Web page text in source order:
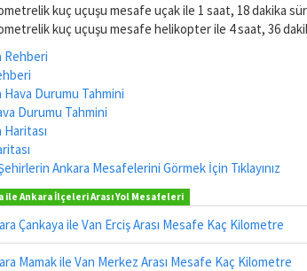
kuç uçuşu mesafe uçak ile 1 saat, 18 dakika
kuç uçuşu mesafe helikopter ile 4 saat, 36
Rehberi
Hava Durumu Tahmini
Durumu Tahmini
Haritası
Ankara Mesafelerini Görmek İçin Tıklayınız
ile Ankara İlçeleri Arası Yol Mesafeleri
Çankaya ile Van Erciş Arası Mesafe Kaç Kilometre
Mamak ile Van Merkez Arası Mesafe Kaç Kilometre